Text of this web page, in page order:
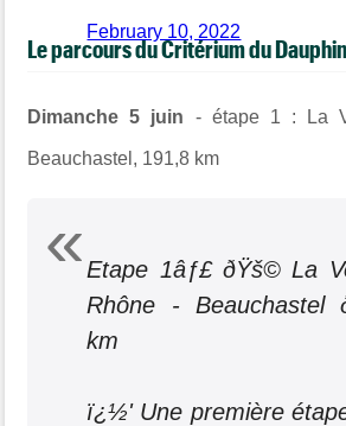
February 10, 2022
Le parcours du Critérium du
Dimanche 5 juin - étape 1 : La
Beauchastel, 191,8 km
Etape 1âƒ£ ðŸš© La
Rhône - Beauchastel
km
ï¿½'‍ Une première